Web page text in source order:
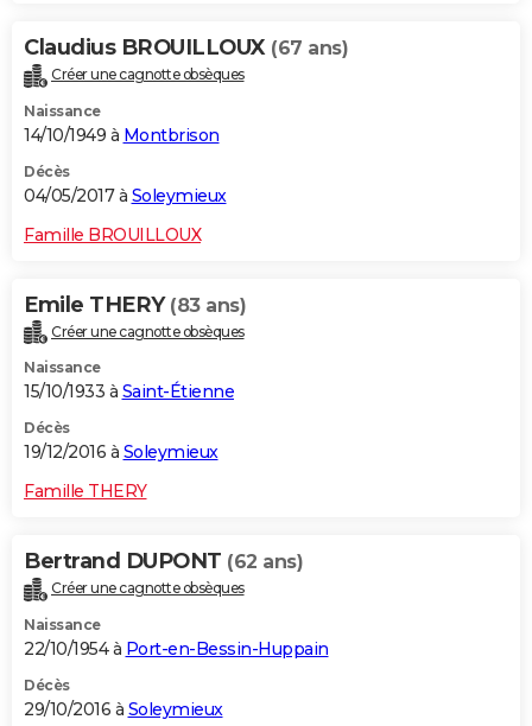
Claudius BROUILLOUX (67 ans)
Créer une cagnotte obsèques
Naissance
14/10/1949 à Montbrison
Décès
04/05/2017 à Soleymieux
Famille BROUILLOUX
Emile THERY (83 ans)
Créer une cagnotte obsèques
Naissance
15/10/1933 à Saint-Étienne
Décès
19/12/2016 à Soleymieux
Famille THERY
Bertrand DUPONT (62 ans)
Créer une cagnotte obsèques
Naissance
22/10/1954 à Port-en-Bessin-Huppain
Décès
29/10/2016 à Soleymieux